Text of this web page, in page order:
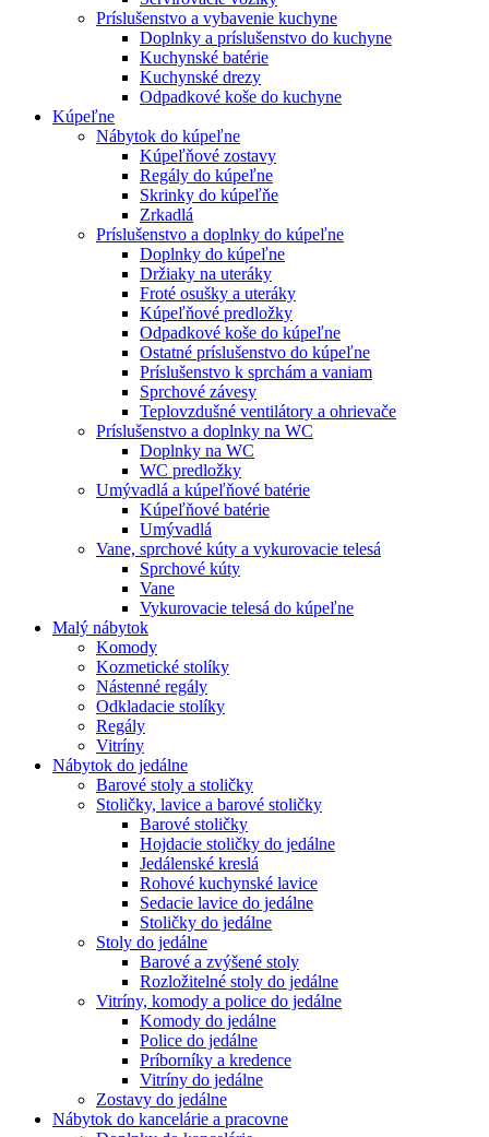
Príslušenstvo a vybavenie kuchyne
Doplnky a príslušenstvo do kuchyne
Kuchynské batérie
Kuchynské drezy
Odpadkové koše do kuchyne
Kúpeľne
Nábytok do kúpeľne
Kúpeľňové zostavy
Regály do kúpeľne
Skrinky do kúpeľňe
Zrkadlá
Príslušenstvo a doplnky do kúpeľne
Doplnky do kúpeľne
Držiaky na uteráky
Froté osušky a uteráky
Kúpeľňové predložky
Odpadkové koše do kúpeľne
Ostatné príslušenstvo do kúpeľne
Príslušenstvo k sprchám a vaniam
Sprchové závesy
Teplovzdušné ventilátory a ohrievače
Príslušenstvo a doplnky na WC
Doplnky na WC
WC predložky
Umývadlá a kúpeľňové batérie
Kúpeľňové batérie
Umývadlá
Vane, sprchové kúty a vykurovacie telesá
Sprchové kúty
Vane
Vykurovacie telesá do kúpeľne
Malý nábytok
Komody
Kozmetické stolíky
Nástenné regály
Odkladacie stolíky
Regály
Vitríny
Nábytok do jedálne
Barové stoly a stoličky
Stoličky, lavice a barové stoličky
Barové stoličky
Hojdacie stoličky do jedálne
Jedálenské kreslá
Rohové kuchynské lavice
Sedacie lavice do jedálne
Stoličky do jedálne
Stoly do jedálne
Barové a zvýšené stoly
Rozložitelné stoly do jedálne
Vitríny, komody a police do jedálne
Komody do jedálne
Police do jedálne
Príborníky a kredence
Vitríny do jedálne
Zostavy do jedálne
Nábytok do kancelárie a pracovne